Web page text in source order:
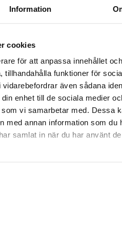
Information
cookies
för att anpassa innehållet och
tillhandahålla funktioner för
även sådana
enhet till de sociala medier
vi samarbetar med. Dessa
med annan information som du
samlat in när du har använt